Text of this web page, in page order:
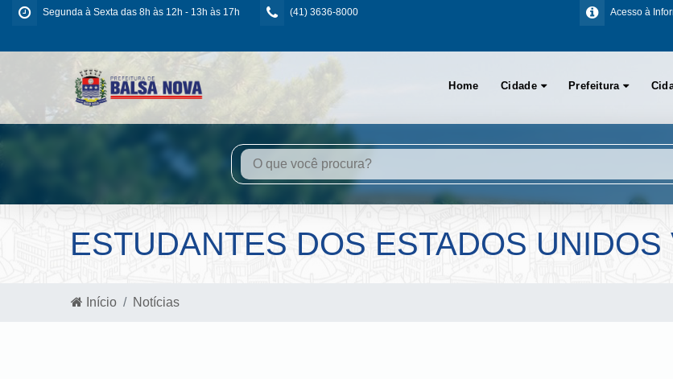
Segunda à Sexta das 8h às 12h - 13h às 17h (41) 3636-8000 Acesso à
Home Cidade Prefeitura
ESTUDANTES DOS ESTADOS
Início Notícias